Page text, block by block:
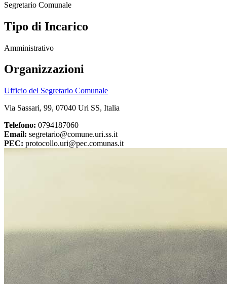
Segretario Comunale
Tipo di Incarico
Amministrativo
Organizzazioni
Ufficio del Segretario Comunale
Via Sassari, 99, 07040 Uri SS, Italia
Telefono: 0794187060
Email: segretario@comune.uri.ss.it
PEC: protocollo.uri@pec.comunas.it